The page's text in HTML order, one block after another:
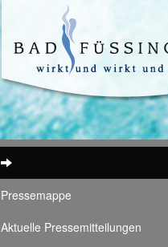
Pressemappe
Aktuelle Pressemitteilungen